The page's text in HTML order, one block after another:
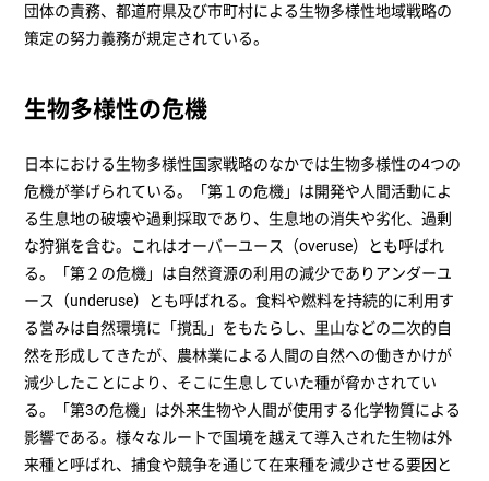
団体の責務、都道府県及び市町村による生物多様性地域戦略の
策定の努力義務が規定されている。
生物多様性の危機
日本における生物多様性国家戦略のなかでは生物多様性の4つの
危機が挙げられている。「第１の危機」は開発や人間活動によ
る生息地の破壊や過剰採取であり、生息地の消失や劣化、過剰
な狩猟を含む。これはオーバーユース（overuse）とも呼ばれ
る。「第２の危機」は自然資源の利用の減少でありアンダーユ
ース（underuse）とも呼ばれる。食料や燃料を持続的に利用す
る営みは自然環境に「撹乱」をもたらし、里山などの二次的自
然を形成してきたが、農林業による人間の自然への働きかけが
減少したことにより、そこに生息していた種が脅かされてい
る。「第3の危機」は外来生物や人間が使用する化学物質による
影響である。様々なルートで国境を越えて導入された生物は外
来種と呼ばれ、捕食や競争を通じて在来種を減少させる要因と